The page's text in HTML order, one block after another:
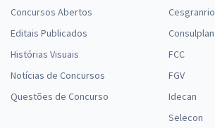
Concursos Abertos
Editais Publicados
Histórias Visuais
Notícias de Concursos
Questões de Concurso
Cesgranrio
Consulplan
FCC
FGV
Idecan
Selecon